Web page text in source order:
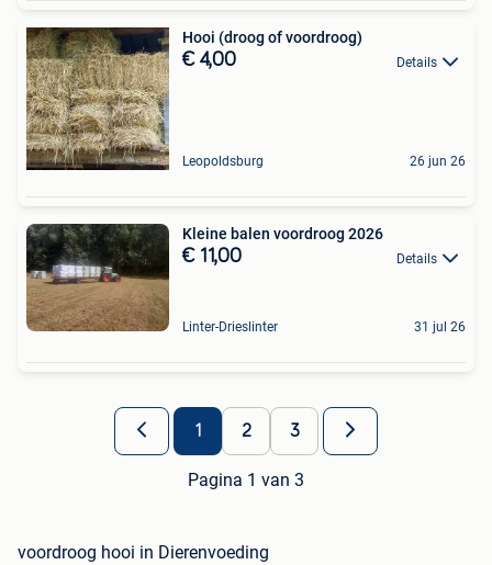
Hooi (droog of voordroog)
€ 4,00 Details
Leopoldsburg 26 jun 26
Kleine balen voordroog 2026
€ 11,00 Details
Linter-Drieslinter 31 jul 26
1 2 3
Pagina 1 van 3
voordroog hooi in Dierenvoeding